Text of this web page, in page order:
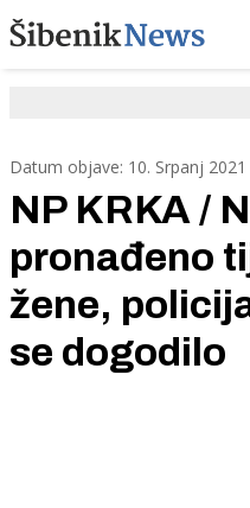
Datum objave: 10. Srpanj 2021
NP KRKA /
pronađeno
žene,
se dogodilo